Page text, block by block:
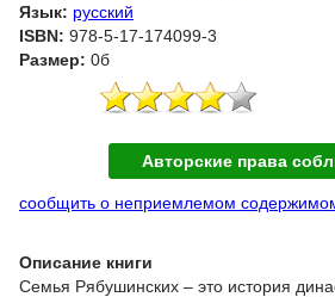
Язык: русский
ISBN: 978-5-17-174099-3
Размер: 0б
Авторские права
сообщить о неприемлемом
Описание книги
Семья Рябушинских – это история